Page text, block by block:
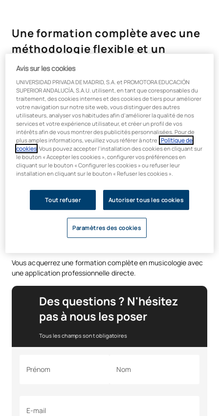
Une formation complète avec une
méthodologie flexible et un
accompagnement personnalisé
Développez votre carrière grâceàunprogramme d’études
complet et interdisciplinairequi vous permet de vous
spécialiser dans différents domaines du secteur musical. La
méthodologie en ligne flexible, associée au soutien de
conseillers technico-pédagogiqueset à l’accès àde
véritables projets de recherche, vous permet de concilier
votre passion pour la musique avec votre développement
professionnel, en vous spécialisant dans les domaines les plus
demandés du secteur culturel et musical.
Qu'allez-vous apprendre dans le
cadre de la licence de musicologie
Vous acquerrez une formation complète en musicologie avec
une application professionnelle directe.
Des questions ? N'hésitez
pas à nous les poser
Tous les champs sont obligatoires
Prénom Nom
E-mail
Avis sur les cookies
UNIVERSIDAD PRIVADA DE MADRID, S.A. et PROMOTORA EDUCACIÓN
SUPERIOR ANDALUCÍA, S.A.U. utilisent, en tant que coresponsables du
traitement, des cookies internes et des cookies de tiers pour améliorer
votre navigation sur notre site web, vous distinguer des autres
utilisateurs, analyser vos habitudes afin d’améliorer la qualité de nos
services et votre expérience utilisateur, et créer un profil de vos
intérêts afin de vous montrer des publicités personnalisées. Pour de
plus amples informations, veuillez vous référer à notre Politique de
cookies . Vous pouvez accepter l’installation des cookies en cliquant sur
le bouton « Accepter les cookies », configurer vos préférences en
cliquant sur le bouton « Configurer les cookies » ou refuser leur
installation en cliquant sur le bouton « Refuser les cookies ».
Tout refuser Autoriser tous les cookies
Paramètres des cookies